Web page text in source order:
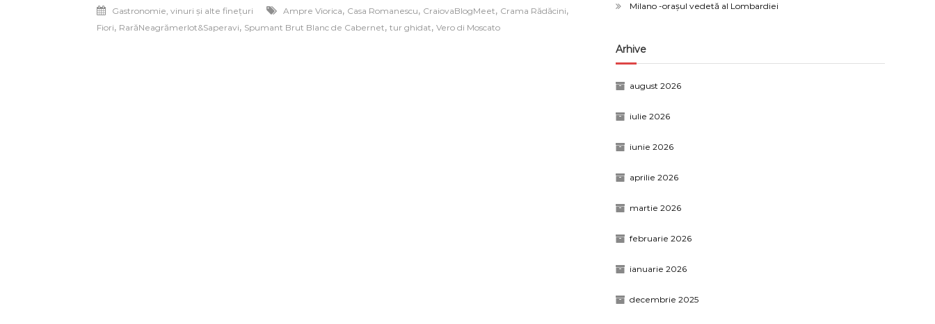
la
Casa
Gastronomie, vinuri și alte finețuri Ampre Viorica, Casa Romanescu, CraiovaBlogMeet, Crama Rădăcini,
Fiori, RarăNeagrămerlot&Saperavi, Spumant Brut Blanc de Cabernet,tur ghidat,Vero di Moscato
Milano -orașul vedetă al Lombardiei
Arhive
august 2026
iulie 2026
iunie 2026
aprilie 2026
martie 2026
februarie 2026
ianuarie 2026
decembrie 2025